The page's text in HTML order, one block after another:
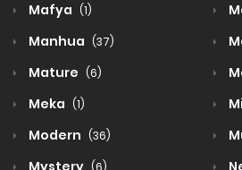
Mafya (1)
Manhua (37)
Mature (6)
Meka (1)
Modern (36)
Mystery (6)